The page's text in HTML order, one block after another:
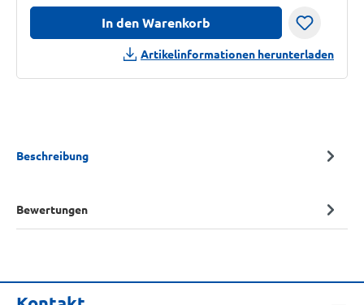
In den Warenkorb
Artikelinformationen herunterladen
Beschreibung
Bewertungen